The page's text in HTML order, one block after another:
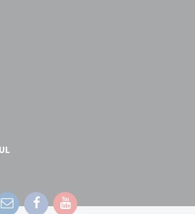
EmailFacebookYouTube